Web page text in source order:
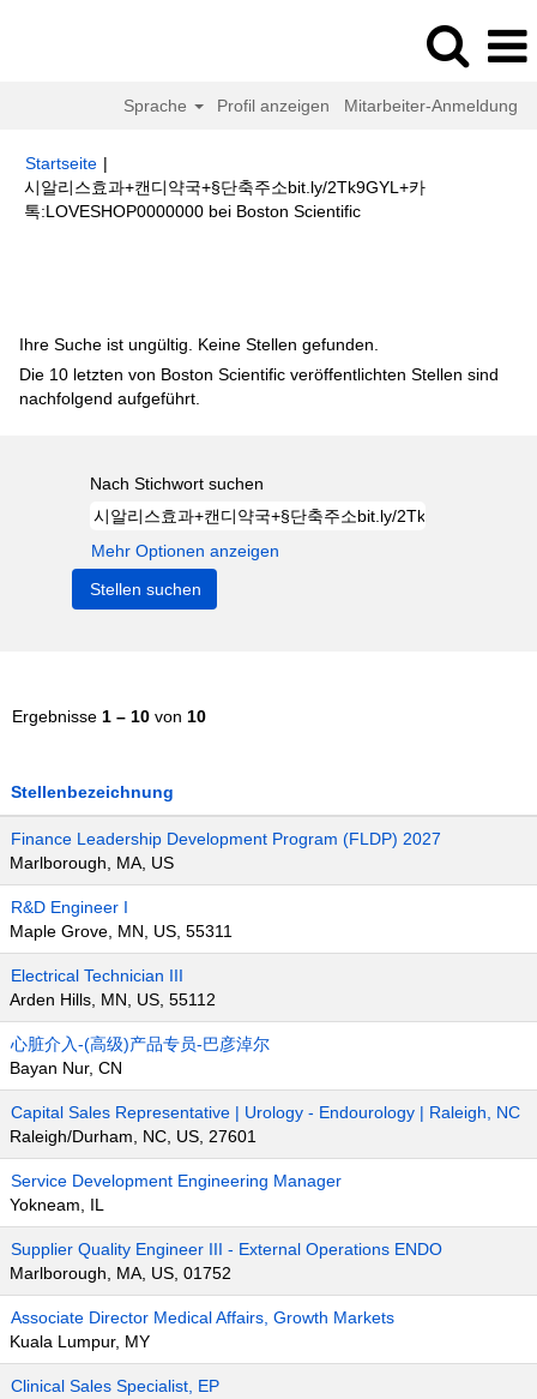
Sprache Profil anzeigen Mitarbeiter-Anmeldung
Startseite |
시알리스효과+캔디약국+§단축주소bit.ly/2Tk9GYL+카
톡:LOVESHOP0000000 bei Boston Scientific(aktuelle
Ihre Suche ist ungültig. Keine Stellen gefunden.
Die 10 letzten von Boston Scientific veröffentlichten Stellen sind
nachfolgend aufgeführt.
Nach Stichwort suchen
Mehr Optionen anzeigen
Ergebnisse 1 – 10 von 10
Stellenbezeichnung
Finance Leadership Development Program (FLDP) 2027
Marlborough, MA, US
R&D Engineer I
Maple Grove, MN, US, 55311
Electrical Technician III
Arden Hills, MN, US, 55112
心脏介入-(高级)产品专员-巴彦淖尔
Bayan Nur, CN
Capital Sales Representative | Urology - Endourology | Raleigh, NC
Raleigh/Durham, NC, US, 27601
Service Development Engineering Manager
Yokneam, IL
Supplier Quality Engineer III - External Operations ENDO
Marlborough, MA, US, 01752
Associate Director Medical Affairs, Growth Markets
Kuala Lumpur, MY
Clinical Sales Specialist, EP